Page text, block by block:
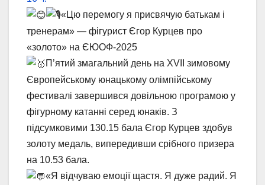
«Цю перемогу я присвячую батькам і
тренерам» — фігурист Єгор Курцев про
«золото» на ЄЮОФ-2025
П’ятий змагальний день на XVII зимовому
Європейському юнацькому олімпійському
фестивалі завершився довільною програмою у
фігурному катанні серед юнаків. З
підсумковими 130.15 бала Єгор Курцев здобув
золоту медаль, випередивши срібного призера
на 10.53 бала.
«Я відчуваю емоції щастя. Я дуже радий. Я